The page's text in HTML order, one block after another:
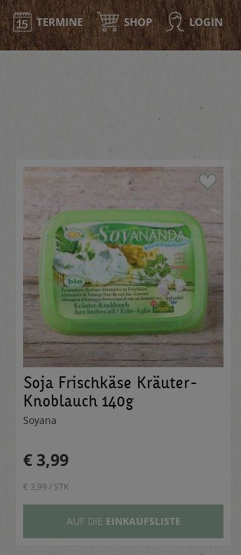
TERMINE SHOP LOGIN
Soja Frischkäse Kräuter-
Knoblauch 140g
Soyana
€ 3,99
€ 3,99 / STK
AUF DIE EINKAUFSLISTE